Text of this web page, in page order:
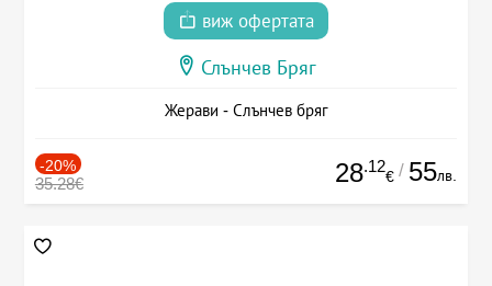
виж офертата
Слънчев Бряг
Жерави - Слънчев бряг
-20%
35.28€ 28.12
€ / 55лв.